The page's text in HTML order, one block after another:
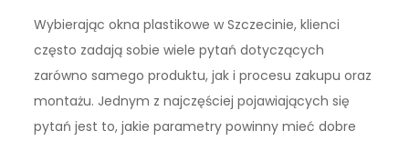
Wybierając okna plastikowe w Szczecinie, klienci
często zadają sobie wiele pytań dotyczących
zarówno samego produktu, jak i procesu zakupu oraz
montażu. Jednym z najczęściej pojawiających się
pytań jest to, jakie parametry powinny mieć dobre